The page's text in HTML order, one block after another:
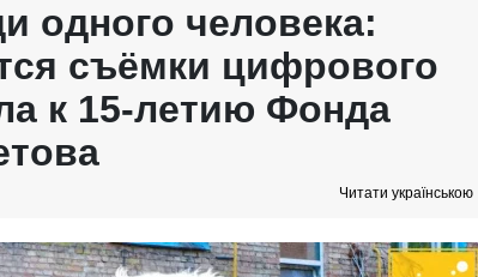
одного человека:
съёмки цифрового
к 15-летию Фонда
Читати українською